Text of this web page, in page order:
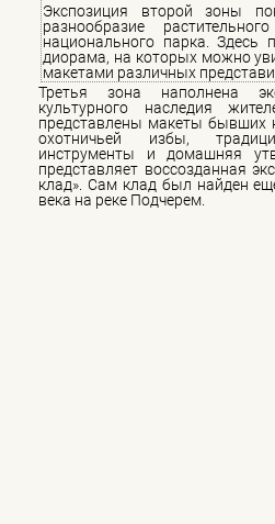
Экспозиция второй зоны
разнообразие
национального парка. Здесь
диорама, на которых можно
макетами различных
Третья зона наполнена
культурного наследия
представлены макеты бывших
охотничьей избы,
инструменты и домашняя
представляет воссозданная
клад». Сам клад был найден
века на реке Подчерем.